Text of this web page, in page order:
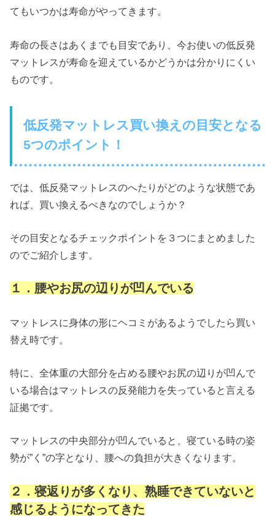
てもいつかは寿命がやってきます。
寿命の長さはあくまでも目安であり、今お使いの低反発
マットレスが寿命を迎えているかどうかは分かりにくい
ものです。
低反発マットレス買い換えの目安となる
5つのポイント！
では、低反発マットレスのへたりがどのような状態であ
れば、買い換えるべきなのでしょうか？
その目安となるチェックポイントを３つにまとめました
のでご紹介します。
１．腰やお尻の辺りが凹んでいる
マットレスに身体の形にヘコミがあるようでしたら買い
替え時です。
特に、全体重の大部分を占める腰やお尻の辺りが凹んで
いる場合はマットレスの反発能力を失っていると言える
証拠です。
マットレスの中央部分が凹んでいると、寝ている時の姿
勢が”く”の字となり、腰への負担が大きくなります。
２．寝返りが多くなり、熟睡できていないと
感じるようになってきた